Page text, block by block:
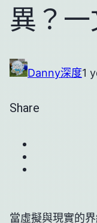
異？
Danny深度1
Share
當虛擬與現實的